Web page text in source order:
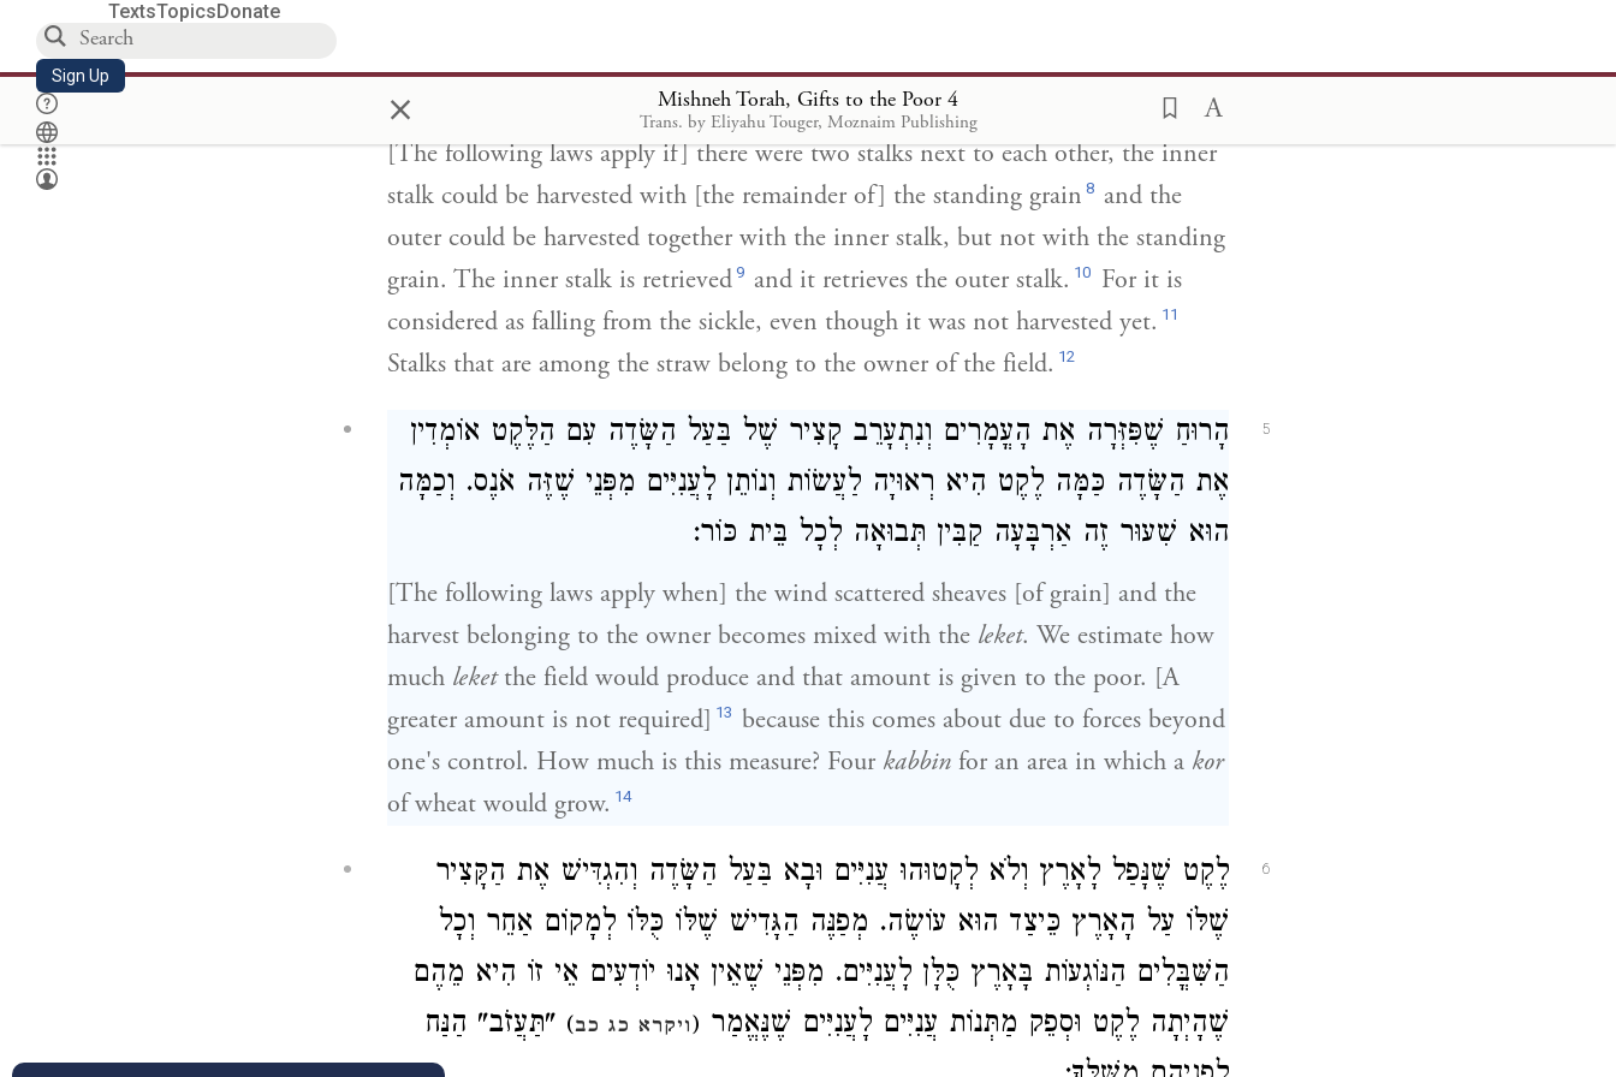
TextsTopicsDonate
Sign Up × Mishneh Torah, Gifts to the Poor 4
Trans. by Eliyahu Touger, Moznaim Publishing
נִקְצְרָה. וְהַשִּׁבֳּלִים שֶׁבִּקֵּשׁ הֲרֵי הֵן שֶׁל בַּעַל הַשָּׂדֶה:
[The following laws apply if] there were two stalks next to each other, the inner
stalk could be harvested with [the remainder of] the standing grain 8 and the
outer could be harvested together with the inner stalk, but not with the standing
grain. The inner stalk is retrieved9 and it retrieves the outer stalk. 10 For it is
considered as falling from the sickle, even though it was not harvested yet. 11
Stalks that are among the straw belong to the owner of the field. 12
5
הָרוּחַ שֶׁפִּזְּרָה אֶת הָעֳמָרִים וְנִתְעָרֵב קָצִיר שֶׁל בַּעַל הַשָּׂדֶה עִם הַלֶּקֶט אוֹמְדִין
אֶת הַשָּׂדֶה כַּמָּה לֶקֶט הִיא רְאוּיָה לַעֲשׂוֹת וְנוֹתֵן לָעֲנִיִּים מִפְּנֵי שֶׁזֶּה אֹנֶס. וְכַמָּה
הוּא שִׁעוּר זֶה אַרְבָּעָה קַבִּין תְּבוּאָה לְכָל בֵּית כּוֹר:
[The following laws apply when] the wind scattered sheaves [of grain] and the
harvest belonging to the owner becomes mixed with the leket. We estimate how
much leketthe field would produce and that amount is given to the poor. [A
greater amount is not required] 13 because this comes about due to forces beyond
one's control. How much is this measure? Four kabbin for an area in which a kor
of wheat would grow. 14
6
לֶקֶט שֶׁנָּפַל לָאָרֶץ וְלֹא לְקָטוּהוּ עֲנִיִּים וּבָא בַּעַל הַשָּׂדֶה וְהִגְדִּישׁ אֶת הַקָּצִיר
שֶׁלּוֹ עַל הָאָרֶץ כֵּיצַד הוּא עוֹשֶׂה. מְפַנֶּה הַגָּדִישׁ שֶׁלּוֹ כֻּלּוֹ לְמָקוֹם אַחֵר וְכָל
הַשִּׁבֳּלִים הַנּוֹגְעוֹת בָּאָרֶץ כֻּלָּן לָעֲנִיִּים. מִפְּנֵי שֶׁאֵין אָנוּ יוֹדְעִים אֵי זוֹ הִיא מֵהֶם
שֶׁהָיְתָה לֶקֶט וּסְפֵק מַתְּנוֹת עֲנִיִּים לָעֲנִיִּים שֶׁנֶּאֱמַר (ויקרא כג כב) "תַּעֲזֹב" הַנַּח